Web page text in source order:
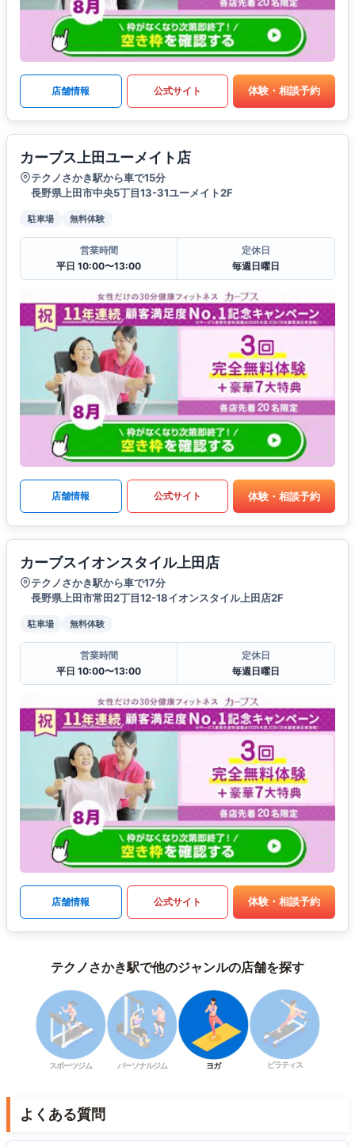
店舗情報 公式サイト 体験・相談予約
カーブス上田ユーメイト店
テクノさかき駅から車で15分
長野県上田市中央5丁目13-31ユーメイト2F
駐車場 無料体験
営業時間
平日 10:00〜13:00
定休日
毎週日曜日
店舗情報 公式サイト 体験・相談予約
カーブスイオンスタイル上田店
テクノさかき駅から車で17分
長野県上田市常田2丁目12-18イオンスタイル上田店2F
駐車場 無料体験
営業時間
平日 10:00〜13:00
定休日
毎週日曜日
店舗情報 公式サイト 体験・相談予約
テクノさかき駅で他のジャンルの店舗を探す
スポーツジム パーソナルジム ヨガ ピラティス
よくある質問